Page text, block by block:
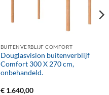
BUITENVERBLIJF COMFORT
Douglasvision buitenverblijf
Comfort 300 X 270 cm,
onbehandeld.
€1.640,00